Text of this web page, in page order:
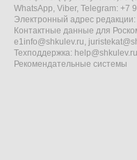
WhatsApp, Viber, Telegram: +7
Электронный адрес редакции:
Контактные данные для
e1info@shkulev.ru,
Техподдержка: help@shkulev.ru
Рекомендательные системы